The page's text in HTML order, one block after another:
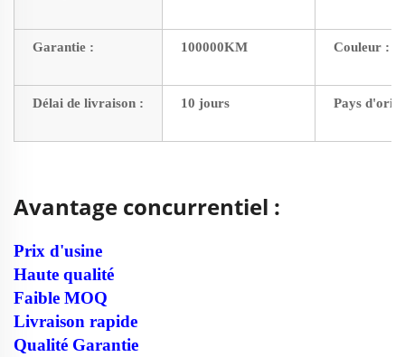
Garantie : 100000KM Couleur :
Délai de livraison : 10 jours Pays
Avantage concurrentiel :
Prix d'usine
Haute qualité
Faible MOQ
Livraison rapide
Qualité Garantie